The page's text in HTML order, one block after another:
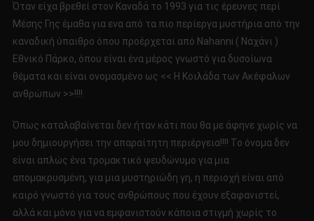
Η
ΚΟΙΛΑΔΑ
ΤΩΝ
ΑΚΕΦΑΛΩΝ
ΑΝΘΡΩΠΩΝ
Όταν είχα βρεθεί στον Καναδά το 1993 για τις έρευνες περί
Μέσης Γης έμαθα για ενα από τα πιο περίεργα μυστήρια από την
καναδική ύπαιθρο όπου προέρχεται από Nahanni ( Ναχάνι )
Εθνικό Πάρκο, όπου είναι ένα μέρος γνωστό για δυσοίωνα
θέματα και είναι ονομασμένο ως << Η Κοιλάδα των Ακέφαλων
ανθρώπων >>!!!!
Όπως καταλαβαίνεται δεν ήταν κάτι που θα με άφηνε χωρίς να
μου δημιουργήσει την απαραίτητη περιέργεια!!!! Το όνομα δεν
είναι απλώς ένα τρομακτικό ψευδώνυμο για μια
απομακρυσμένη, για μια μυστηριώδη γη, η περιοχή είναι από
καιρό γνωστό για τους ανθρώπους που έχουν εξαφανιστεί,
αλλά και μόνο για να εμφανιστούν κάποια στιγμή χωρίς το